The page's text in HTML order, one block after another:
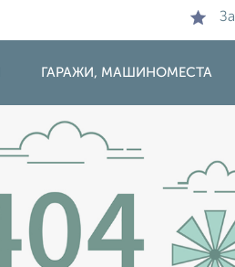
ГАРАЖИ, МАШИНОМЕСТА